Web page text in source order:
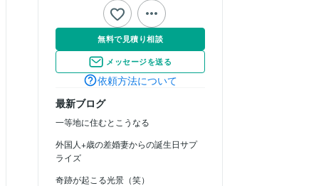
無料で見積り相談
メッセージを送る
依頼方法について
最新ブログ
一等地に住むとこうなる
外国人+歳の差婚妻からの誕生日サプ
ライズ
奇跡が起こる光景（笑）